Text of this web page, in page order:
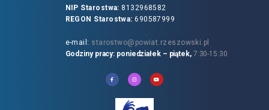
NIP Starostwa: 8132968582
REGON Starostwa: 690587999
e-mail: starostwo@powiat.rzeszowski.pl
Godziny pracy: poniedziałek – piątek, 7:30-15:30